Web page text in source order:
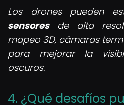
Los drones pueden
sensoresde alta
mapeo 3D, cámaras
para mejorar la
oscuros.
4. ¿Qué desafíos